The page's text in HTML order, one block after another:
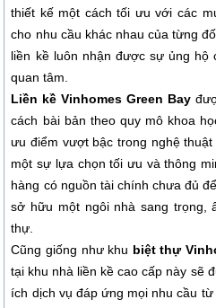
thiết kế một cách tối ưu với các
cho nhu cầu khác nhau của từng
liền kề luôn nhận được sự ủng hộ
quan tâm.
Liền kề Vinhomes Green Bay
cách bài bản theo quy mô khoa
ưu điểm vượt bậc trong nghệ
một sự lựa chọn tối ưu và thông
hàng có nguồn tài chính chưa đủ
sở hữu một ngôi nhà sang trọng,
thự.
Cũng giống như khu biệt thự
tại khu nhà liền kề cao cấp này sẽ
ích dịch vụ đáp ứng mọi nhu cầu